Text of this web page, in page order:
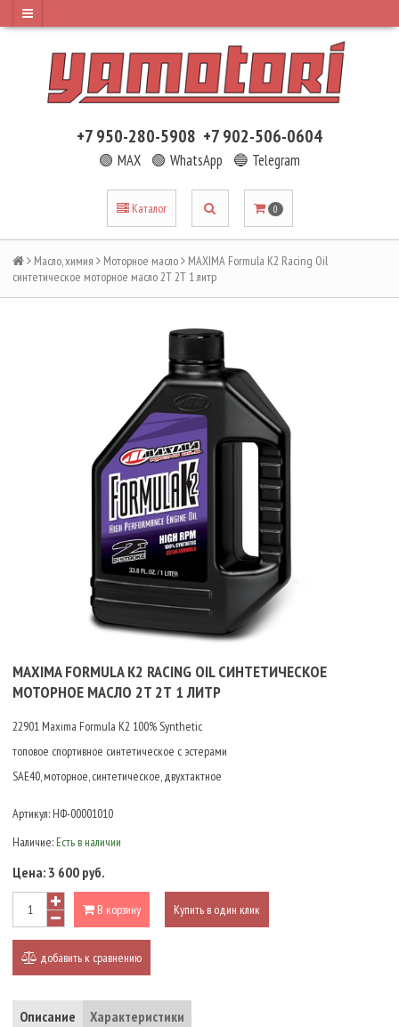
+7 950-280-5908 +7 902-506-0604
🟢 MAX 🟢 WhatsApp 🔵 Telegram
Каталог 0
Масло, химия Моторное масло
MAXIMA Formula K2 Racing Oil
синтетическое моторное масло 2T 2Т 1 литр
MAXIMA FORMULA K2 RACING OIL СИНТЕТИЧЕСКОЕ
МОТОРНОЕ МАСЛО 2T 2Т 1 ЛИТР
22901 Maxima Formula K2 100% Synthetic
топовое спортивное синтетическое с эстерами
SAE40, моторное, синтетическое, двухтактное
Артикул: НФ-00001010
Наличие: Есть в наличии
Цена: 3 600 руб.
В корзину Купить в один клик
добавить к сравнению
Описание Характеристики